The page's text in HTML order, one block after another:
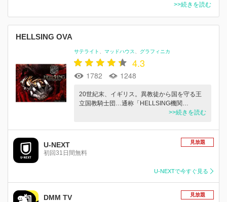
>>続きを読む
HELLSING OVA
サテライト マッドハウス グラフィニカ
4.3
1782 1248
20世紀末、イギリス。異教徒から国を守る王
立国教騎士団…通称「HELLSING機関…
>>続きを読む
U-NEXT
初回31日間無料
見放題
U-NEXTで今すぐ見る
DMM TV 見放題